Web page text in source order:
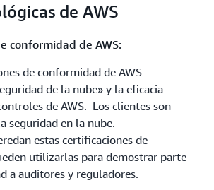
de AWS
conformidad de AWS:
de conformidad de AWS
de la nube» y la eficacia
de AWS. Los clientes son
seguridad en la nube.
estas certificaciones de
utilizarlas para demostrar parte
a auditores y reguladores.